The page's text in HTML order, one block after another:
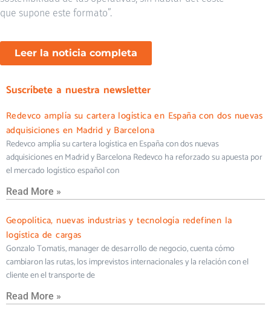
que supone este formato”.
Leer la noticia completa
Suscríbete a nuestra newsletter
Redevco amplía su cartera logística en España con dos nuevas
adquisiciones en Madrid y Barcelona
Redevco amplía su cartera logística en España con dos nuevas
adquisiciones en Madrid y Barcelona Redevco ha reforzado su apuesta por
el mercado logístico español con
Read More »
Geopolítica, nuevas industrias y tecnología redefinen la
logística de cargas
Gonzalo Tomatis, manager de desarrollo de negocio, cuenta cómo
cambiaron las rutas, los imprevistos internacionales y la relación con el
cliente en el transporte de
Read More »